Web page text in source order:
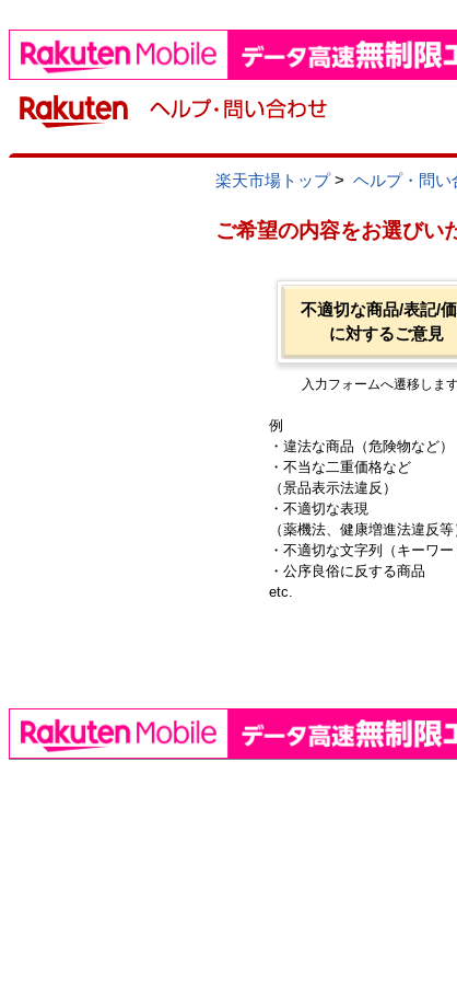
楽天市場トップ> ヘルプ・問い
ご希望の内容をお選びい
不適切な商品/表記/
に対するご意見
入力フォームへ遷移します
例
・違法な商品（危険物など）
・不当な二重価格など
（景品表示法違反）
・不適切な表現
（薬機法、健康増進法違反等
・不適切な文字列（キーワー
・公序良俗に反する商品
etc.